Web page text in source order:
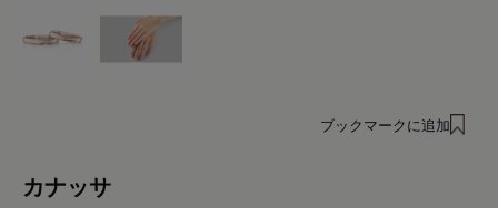
ブックマークに追加
カナッサ